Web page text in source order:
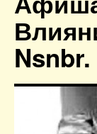
Nsnbr.